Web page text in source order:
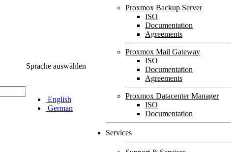
Sprache auswählen
English
German
Proxmox Backup Server
ISO
Documentation
Agreements
Proxmox Mail Gateway
ISO
Documentation
Agreements
Proxmox Datacenter Manager
ISO
Documentation
Services